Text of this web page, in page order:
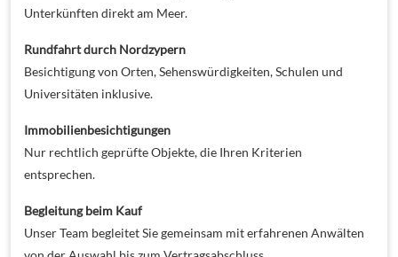
Unterkünften direkt am Meer.
Rundfahrt durch Nordzypern
Besichtigung von Orten, Sehenswürdigkeiten, Schulen und
Universitäten inklusive.
Immobilienbesichtigungen
Nur rechtlich geprüfte Objekte, die Ihren Kriterien
entsprechen.
Begleitung beim Kauf
Unser Team begleitet Sie gemeinsam mit erfahrenen Anwälten